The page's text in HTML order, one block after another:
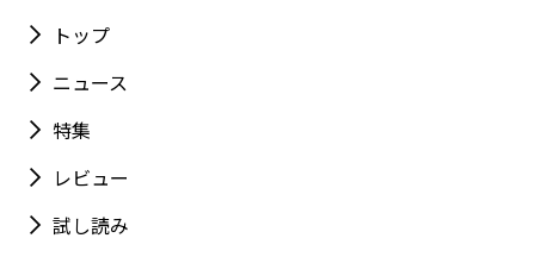
トップ
ニュース
特集
レビュー
試し読み